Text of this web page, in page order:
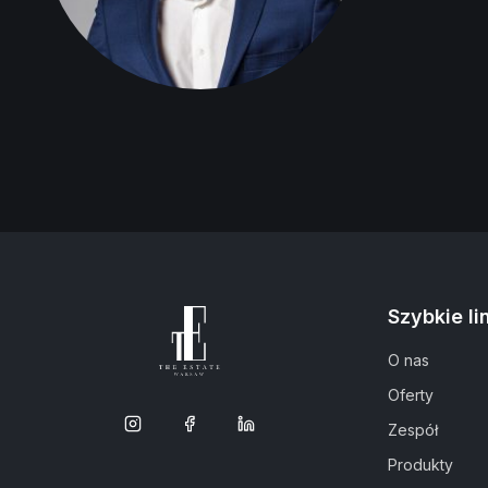
Szybkie
O nas
Oferty
Zespół
Produkty